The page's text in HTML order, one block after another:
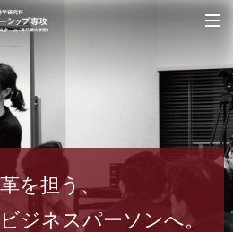
を担う、
ジネスパーソンへ。